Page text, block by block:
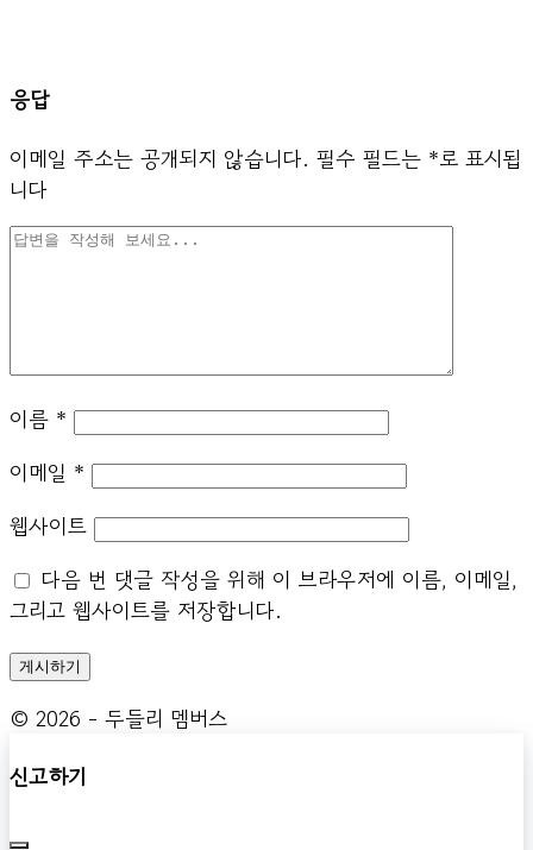
응답
이메일 주소는 공개되지 않습니다. 필수 필드는 *로 표시됩
니다
이름 *
이메일 *
웹사이트
다음 번 댓글 작성을 위해 이 브라우저에 이름, 이메일,
그리고 웹사이트를 저장합니다.
© 2026 - 두들리 멤버스
신고하기